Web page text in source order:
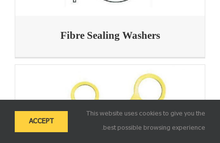
Fibre Sealing Washers
This website uses cookies to give you the
best possible browsing experience.
ACCEPT